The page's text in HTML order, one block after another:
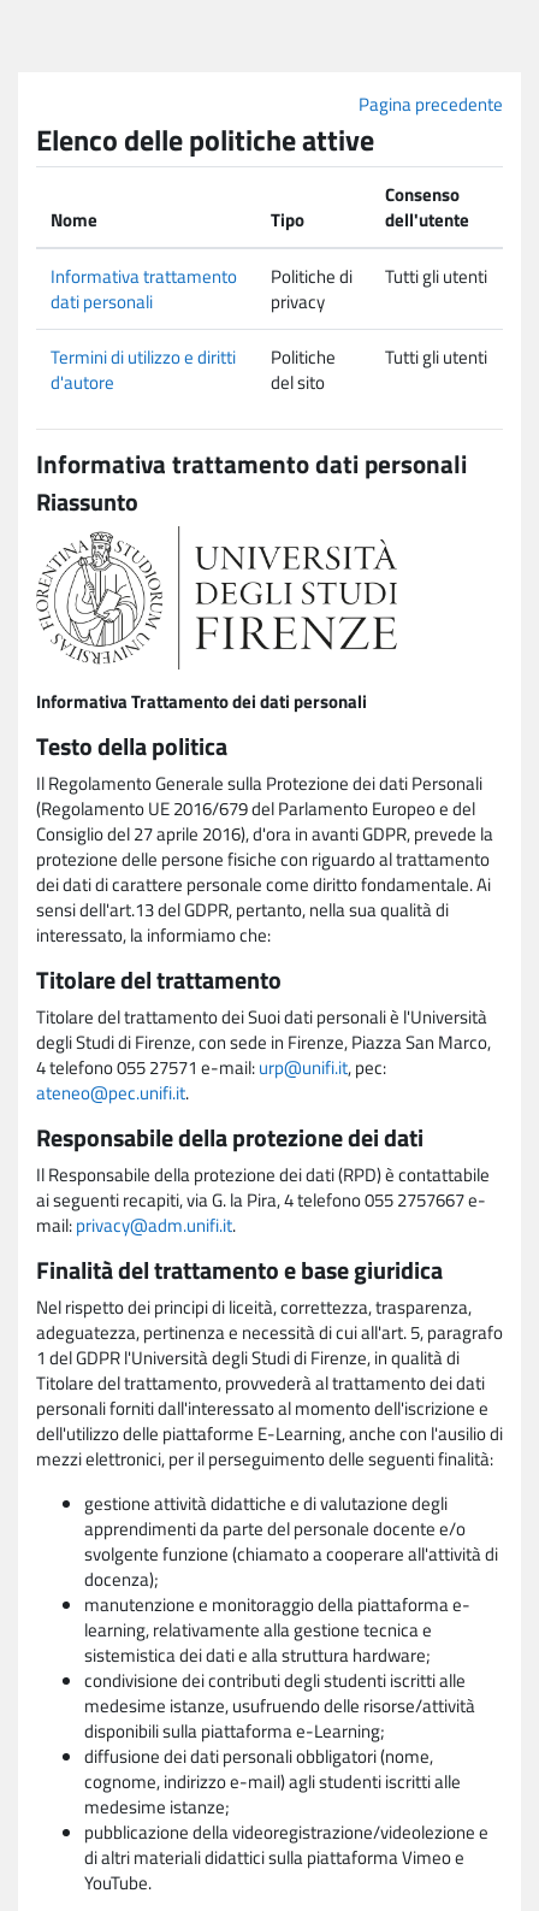
Pagina precedente
Elenco delle politiche attive
Nome Tipo
Consenso
dell'utente
Informativa trattamento
dati personali
Politiche di
privacy
Tutti gli utenti
Termini di utilizzo e diritti
d'autore
Politiche
del sito
Tutti gli utenti
Informativa trattamento dati personali
Riassunto
Informativa Trattamento dei dati personali
Testo della politica
Il Regolamento Generale sulla Protezione dei dati Personali
(Regolamento UE 2016/679 del Parlamento Europeo e del
Consiglio del 27 aprile 2016), d'ora in avanti GDPR, prevede la
protezione delle persone fisiche con riguardo al trattamento
dei dati di carattere personale come diritto fondamentale. Ai
sensi dell'art.13 del GDPR, pertanto, nella sua qualità di
interessato, la informiamo che:
Titolare del trattamento
Titolare del trattamento dei Suoi dati personali è l'Università
degli Studi di Firenze, con sede in Firenze, Piazza San Marco,
4 telefono 055 27571 e-mail:urp@unifi.it, pec:
ateneo@pec.unifi.it.
Responsabile della protezione dei dati
Il Responsabile della protezione dei dati (RPD) è contattabile
ai seguenti recapiti, via G. la Pira, 4 telefono 055 2757667 e-
mail:privacy@adm.unifi.it.
Finalità del trattamento e base giuridica
Nel rispetto dei principi di liceità, correttezza, trasparenza,
adeguatezza, pertinenza e necessità di cui all'art. 5, paragrafo
1 del GDPR l'Università degli Studi di Firenze, in qualità di
Titolare del trattamento, provvederà al trattamento dei dati
personali forniti dall'interessato al momento dell'iscrizione e
dell'utilizzo delle piattaforme E-Learning, anche con l'ausilio di
mezzi elettronici, per il perseguimento delle seguenti finalità:
gestione attività didattiche e di valutazione degli
apprendimenti da parte del personale docente e/o
svolgente funzione (chiamato a cooperare all'attività di
docenza);
manutenzione e monitoraggio della piattaforma e-
learning, relativamente alla gestione tecnica e
sistemistica dei dati e alla struttura hardware;
condivisione dei contributi degli studenti iscritti alle
medesime istanze, usufruendo delle risorse/attività
disponibili sulla piattaforma e-Learning;
diffusione dei dati personali obbligatori (nome,
cognome, indirizzo e-mail) agli studenti iscritti alle
medesime istanze;
pubblicazione della videoregistrazione/videolezione e
di altri materiali didattici sulla piattaforma Vimeo e
YouTube.